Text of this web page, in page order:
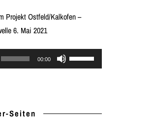
Projekt Ostfeld/Kalkofen –
6. Mai 2021
00:00
Pfeiltasten
Seiten